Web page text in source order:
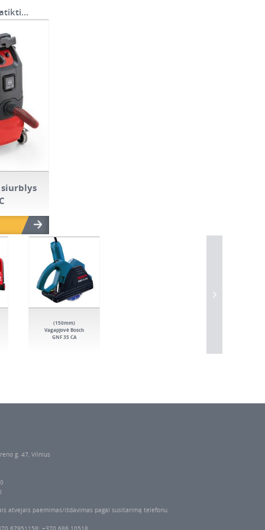
siurblys
(150mm)
Vagapjovė Bosch
GNF 35 CA
g. 47, Vilnius
atvejais paėmimas/išdavimas pagal susitarimą telefonu.
67951158; +370 686 10518